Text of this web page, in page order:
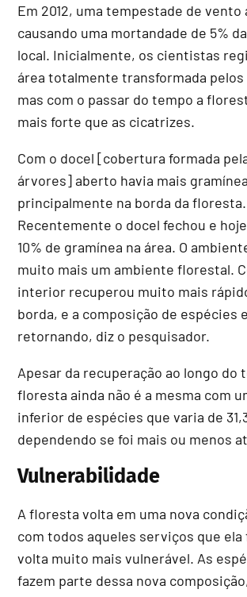
Em 2012, uma tempestade de vento
causando uma mortandade de 5%
local. Inicialmente, os cientistas
área totalmente transformada
mas com o passar do tempo a
mais forte que as cicatrizes.
Com o docel [cobertura formada
árvores] aberto havia mais
principalmente na borda da floresta.
Recentemente o docel fechou e
10% de gramínea na área. O
muito mais um ambiente florestal.
interior recuperou muito mais
borda, e a composição de espécies
retornando, diz o pesquisador.
Apesar da recuperação ao longo do
floresta ainda não é a mesma com
inferior de espécies que varia de
dependendo se foi mais ou menos
Vulnerabilidade
A floresta volta em uma nova
com todos aqueles serviços que ela
volta muito mais vulnerável. As
fazem parte dessa nova